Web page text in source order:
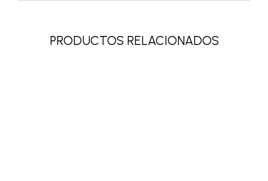
PRODUCTOS RELACIONADOS